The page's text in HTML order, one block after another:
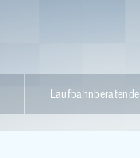
Laufbahnberatende